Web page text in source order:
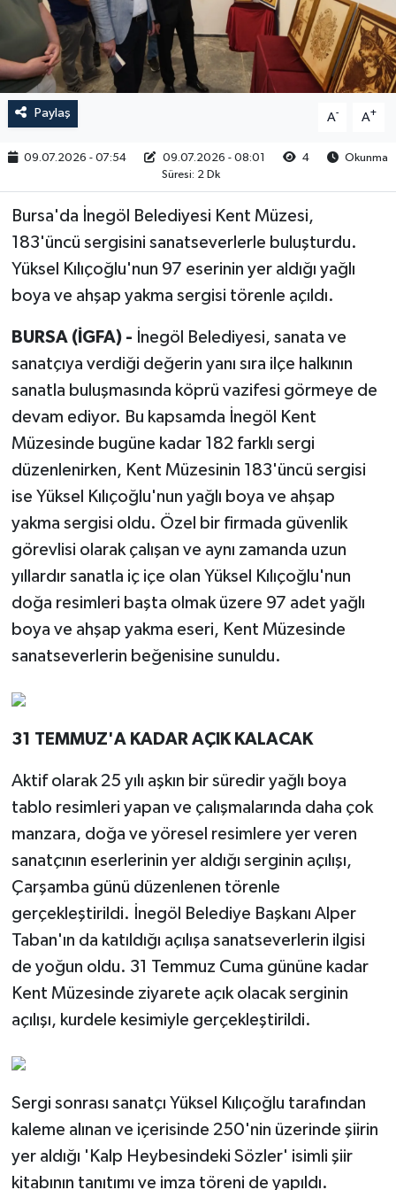
Paylaş A- A+
09.07.2026 - 07:54 09.07.2026 - 08:01 4
Okunma
Süresi: 2 Dk
Bursa'da İnegöl Belediyesi Kent Müzesi,
183'üncü sergisini sanatseverlerle buluşturdu.
Yüksel Kılıçoğlu'nun 97 eserinin yer aldığı yağlı
boya ve ahşap yakma sergisi törenle açıldı.
BURSA (İGFA) - İnegöl Belediyesi, sanata ve
sanatçıya verdiği değerin yanı sıra ilçe halkının
sanatla buluşmasında köprü vazifesi görmeye de
devam ediyor. Bu kapsamda İnegöl Kent
Müzesinde bugüne kadar 182 farklı sergi
düzenlenirken, Kent Müzesinin 183'üncü sergisi
ise Yüksel Kılıçoğlu'nun yağlı boya ve ahşap
yakma sergisi oldu. Özel bir firmada güvenlik
görevlisi olarak çalışan ve aynı zamanda uzun
yıllardır sanatla iç içe olan Yüksel Kılıçoğlu'nun
doğa resimleri başta olmak üzere 97 adet yağlı
boya ve ahşap yakma eseri, Kent Müzesinde
sanatseverlerin beğenisine sunuldu.
31 TEMMUZ'A KADAR AÇIK KALACAK
Aktif olarak 25 yılı aşkın bir süredir yağlı boya
tablo resimleri yapan ve çalışmalarında daha çok
manzara, doğa ve yöresel resimlere yer veren
sanatçının eserlerinin yer aldığı serginin açılışı,
Çarşamba günü düzenlenen törenle
gerçekleştirildi. İnegöl Belediye Başkanı Alper
Taban'ın da katıldığı açılışa sanatseverlerin ilgisi
de yoğun oldu. 31 Temmuz Cuma gününe kadar
Kent Müzesinde ziyarete açık olacak serginin
açılışı, kurdele kesimiyle gerçekleştirildi.
Sergi sonrası sanatçı Yüksel Kılıçoğlu tarafından
kaleme alınan ve içerisinde 250'nin üzerinde şiirin
yer aldığı 'Kalp Heybesindeki Sözler' isimli şiir
kitabının tanıtımı ve imza töreni de yapıldı.
RESMİ İLAN